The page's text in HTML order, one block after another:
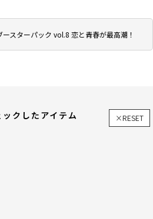
スターパック vol.8 恋と青春が最高潮！
クしたアイテム ×RESET